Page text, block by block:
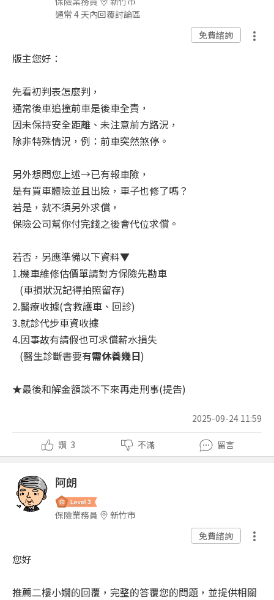
通常 4 天內回覆討論區
免費諮詢
版主您好：
先看初判表怎麼判，
通常後車追撞前車是後車全責，
因未保持安全距離、未注意前方路況，
除非特殊情況，例：前車突然煞停。
另外想問您上述→已有報車險，
是有買車體險並且出險，車子也修了嗎？
若是，就不須另外求償，
保險公司幫你付完錢之後會代位求償。
若否，另應準備以下資料▼
1.機車維修估價單請對方保險先勘車
(車損狀況記得拍照留存)
2.醫療收據(含救護車、回診)
3.就診代步車資收據
4.因事故有請假也可求償薪水損失
(醫生診斷書要有需休養幾日)
★最後和解金額談不下來再走刑事(提告)
2025-09-24 11:59
讚 3 不滿 留言
阿朗
保險業務員
新竹市
免費諮詢
您好
推薦二樓小嫺的回覆，完整的答覆您的問題，並提供相關